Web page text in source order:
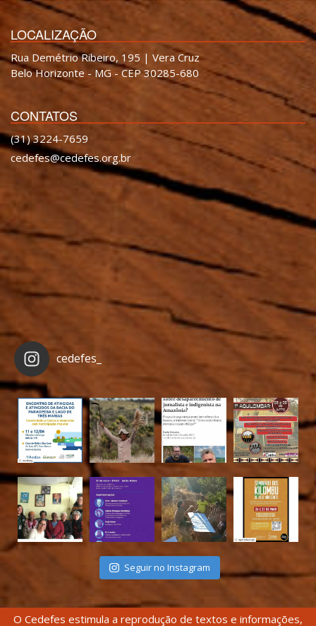
LOCALIZAÇÃO
Rua Demétrio Ribeiro, 195 | Vera Cruz
Belo Horizonte - MG - CEP 30285-680
CONTATOS
(31) 3224-7659
cedefes@cedefes.org.br
cedefes_
Seguir no Instagram
O Cedefes estimula a reprodução de textos e informações,